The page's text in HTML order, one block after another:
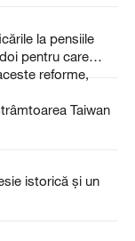
la pensiile
pentru care
reforme,
Taiwan
istorică și un